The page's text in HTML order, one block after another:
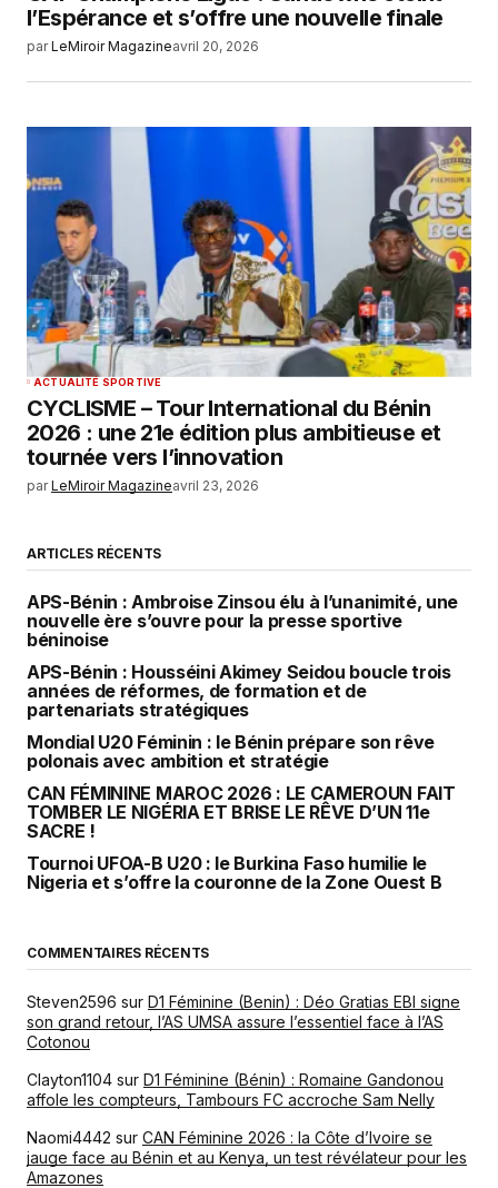
l’Espérance et s’offre une nouvelle finale
par LeMiroir Magazineavril 20, 2026
ACTUALITÉ SPORTIVE
CYCLISME – Tour International du Bénin
2026 : une 21e édition plus ambitieuse et
tournée vers l’innovation
par LeMiroir Magazineavril 23, 2026
ARTICLES RÉCENTS
APS-Bénin : Ambroise Zinsou élu à l’unanimité, une
nouvelle ère s’ouvre pour la presse sportive
béninoise
APS-Bénin : Housséini Akimey Seidou boucle trois
années de réformes, de formation et de
partenariats stratégiques
Mondial U20 Féminin : le Bénin prépare son rêve
polonais avec ambition et stratégie
CAN FÉMININE MAROC 2026 : LE CAMEROUN FAIT
TOMBER LE NIGÉRIA ET BRISE LE RÊVE D’UN 11e
SACRE !
Tournoi UFOA-B U20 : le Burkina Faso humilie le
Nigeria et s’offre la couronne de la Zone Ouest B
COMMENTAIRES RÉCENTS
Steven2596 sur D1 Féminine (Benin) : Déo Gratias EBI signe
son grand retour, l’AS UMSA assure l’essentiel face à l’AS
Cotonou
Clayton1104 sur D1 Féminine (Bénin) : Romaine Gandonou
affole les compteurs, Tambours FC accroche Sam Nelly
Naomi4442 sur CAN Féminine 2026 : la Côte d’Ivoire se
jauge face au Bénin et au Kenya, un test révélateur pour les
Amazones